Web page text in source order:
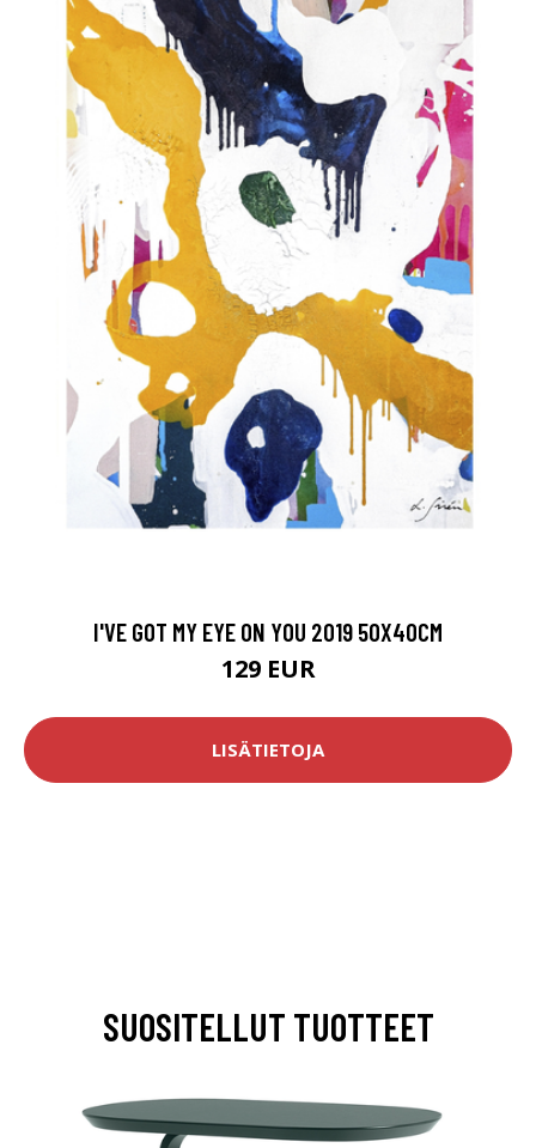
I'VE GOT MY EYE ON YOU 2019 50X40CM
129 EUR
LISÄTIETOJA
SUOSITELLUT TUOTTEET